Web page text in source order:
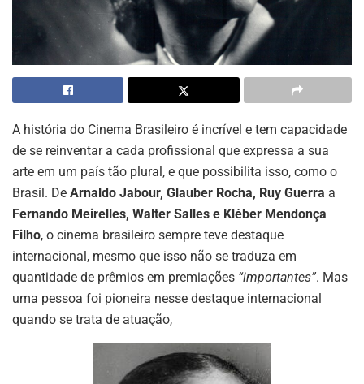
A história do Cinema Brasileiro é incrível e tem capacidade
de se reinventar a cada profissional que expressa a sua
arte em um país tão plural, e que possibilita isso, como o
Brasil. De Arnaldo Jabour, Glauber Rocha, Ruy Guerra a
Fernando Meirelles, Walter Salles e Kléber Mendonça
Filho, o cinema brasileiro sempre teve destaque
internacional, mesmo que isso não se traduza em
quantidade de prêmios em premiações “importantes”. Mas
uma pessoa foi pioneira nesse destaque internacional
quando se trata de atuação,